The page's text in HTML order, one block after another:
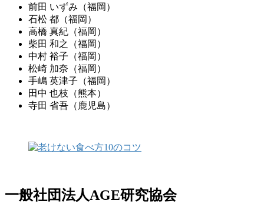
前田 いずみ（福岡）
石松 都（福岡）
高橋 真紀（福岡）
柴田 和之（福岡）
中村 裕子（福岡）
松崎 加奈（福岡）
手嶋 英津子（福岡）
田中 也枝（熊本）
寺田 省吾（鹿児島）
一般社団法人AGE研究協会